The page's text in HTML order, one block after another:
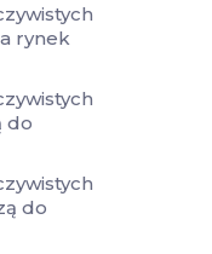
rynek
do
do